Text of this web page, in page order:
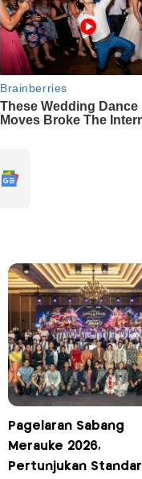
Pagelaran Sabang
Merauke 2026,
Pertunjukan Standar